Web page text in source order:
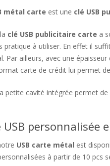
métal carte est une clé USB
clé USB publicitaire carte a
pratique à utiliser. En effet il
Par ailleurs, avec une
carte de crédit lui permet
petite cavité intégrée permet
USB personnalisée
USB carte métal est
à partir de 10 pcs